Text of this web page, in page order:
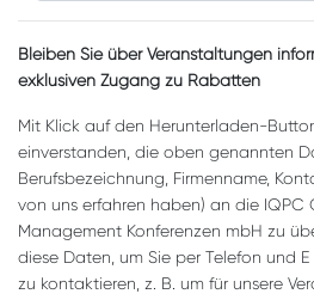
Bleiben Sie über Veranstaltungen
exklusiven Zugang zu Rabatten
Mit Klick auf den Herunterladen-
einverstanden, die oben genannten
Berufsbezeichnung, Firmenname,
von uns erfahren haben) an die IQPC
Management Konferenzen mbH zu
diese Daten, um Sie per Telefon und
zu kontaktieren, z. B. um für unsere